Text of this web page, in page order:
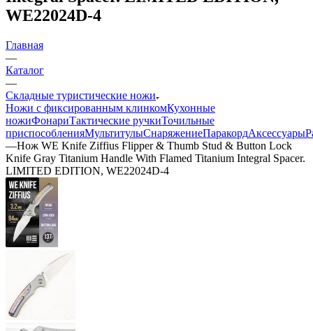
WE22024D-4
Главная
—
Каталог
—
Складные туристические ножи
Ножи с фиксированным клинкомКухонные
ножиФонариТактические ручкиТочильные
приспособленияМультитулыСнаряжениеПаракордАксессуары
—Нож WE Knife Ziffius Flipper & Thumb Stud & Button Lock
Knife Gray Titanium Handle With Flamed Titanium Integral Spacer.
LIMITED EDITION, WE22024D-4